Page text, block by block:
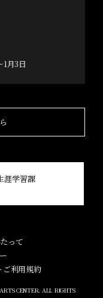
月3日
涯学習課
って
ご利用規約
CENTER. ALL RIGHTS